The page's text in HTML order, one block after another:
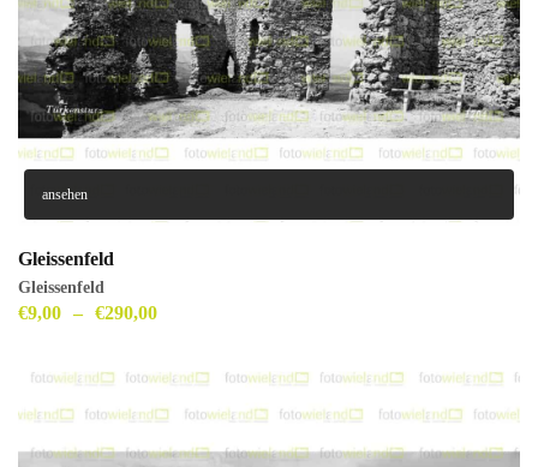
ansehen
Gleissenfeld
Gleissenfeld
€9,00 – €290,00